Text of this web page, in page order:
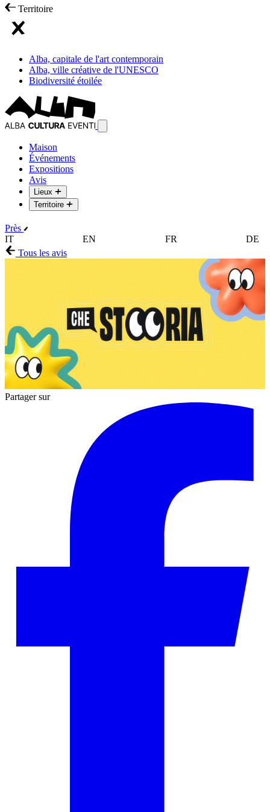
Territoire
Alba, capitale de l'art contemporain
Alba, ville créative de l'UNESCO
Biodiversité étoilée
Maison
Événements
Expositions
Avis
Lieux
Territoire
Près
IT
EN FR
DE
Tous les avis
Partager sur